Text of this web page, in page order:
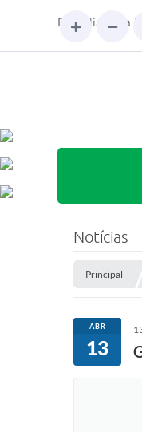
Bom dia. Seja
Notícias
Principal
ABR
13